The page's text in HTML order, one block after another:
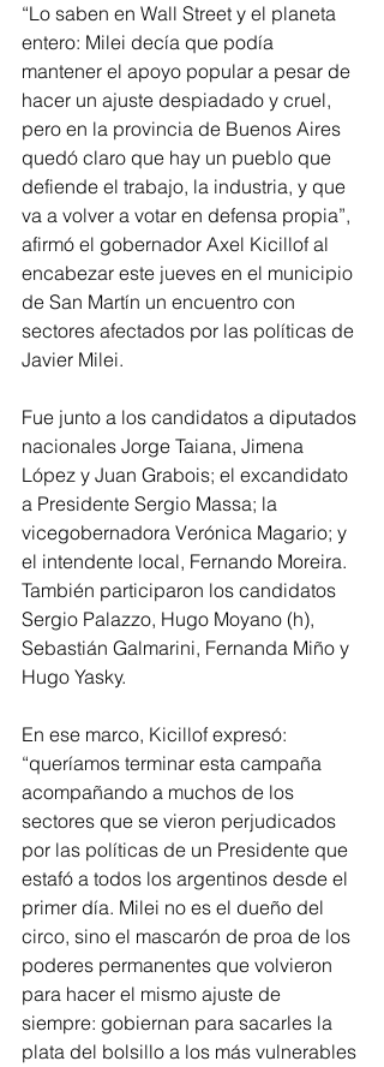
“Lo saben en Wall Street y el planeta
entero: Milei decía que podía
mantener el apoyo popular a pesar de
hacer un ajuste despiadado y cruel,
pero en la provincia de Buenos Aires
quedó claro que hay un pueblo que
defiende el trabajo, la industria, y que
va a volver a votar en defensa propia”,
afirmó el gobernador Axel Kicillof al
encabezar este jueves en el municipio
de San Martín un encuentro con
sectores afectados por las políticas de
Javier Milei.
Fue junto a los candidatos a diputados
nacionales Jorge Taiana, Jimena
López y Juan Grabois; el excandidato
a Presidente Sergio Massa; la
vicegobernadora Verónica Magario; y
el intendente local, Fernando Moreira.
También participaron los candidatos
Sergio Palazzo, Hugo Moyano (h),
Sebastián Galmarini, Fernanda Miño y
Hugo Yasky.
En ese marco, Kicillof expresó:
“queríamos terminar esta campaña
acompañando a muchos de los
sectores que se vieron perjudicados
por las políticas de un Presidente que
estafó a todos los argentinos desde el
primer día. Milei no es el dueño del
circo, sino el mascarón de proa de los
poderes permanentes que volvieron
para hacer el mismo ajuste de
siempre: gobiernan para sacarles la
plata del bolsillo a los más vulnerables